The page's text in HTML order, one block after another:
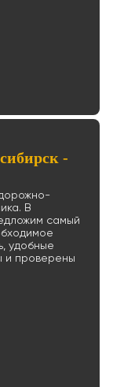
-
дорожно-
В
самый
удобные
и проверены